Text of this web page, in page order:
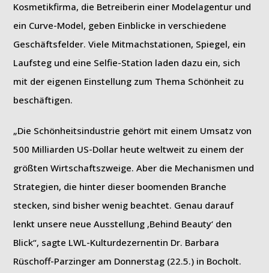
Kosmetikfirma, die Betreiberin einer Modelagentur und
ein Curve-Model, geben Einblicke in verschiedene
Geschäftsfelder. Viele Mitmachstationen, Spiegel, ein
Laufsteg und eine Selfie-Station laden dazu ein, sich
mit der eigenen Einstellung zum Thema Schönheit zu
beschäftigen.
„Die Schönheitsindustrie gehört mit einem Umsatz von
500 Milliarden US-Dollar heute weltweit zu einem der
größten Wirtschaftszweige. Aber die Mechanismen und
Strategien, die hinter dieser boomenden Branche
stecken, sind bisher wenig beachtet. Genau darauf
lenkt unsere neue Ausstellung ‚Behind Beauty‘ den
Blick“, sagte LWL-Kulturdezernentin Dr. Barbara
Rüschoff-Parzinger am Donnerstag (22.5.) in Bocholt.